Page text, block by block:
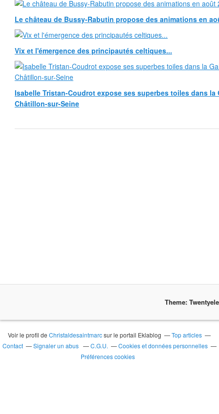
Le château de Bussy-Rabutin propose des animations en
Vix et l'émergence des principautés celtiques...
Isabelle Tristan-Coudrot expose ses superbes toiles dans la
Châtillon-sur-Seine
Theme:
Voir le profil deChristaldesaintmarcsur le portail Eklablog
Top articles
Contact
Signaler un abus C.G.U.
Cookies et données personnelles
Préférences cookies